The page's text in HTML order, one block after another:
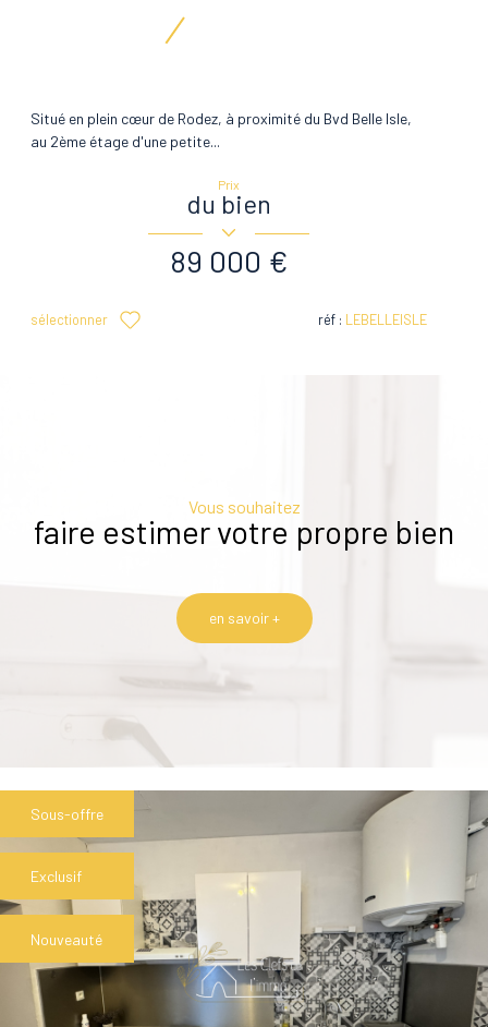
Situé en plein cœur de Rodez, à proximité du Bvd Belle Isle,
au 2ème étage d'une petite...
Prix
du bien
89 000 €
sélectionner réf : LEBELLEISLE
Vous souhaitez
faire estimer votre propre bien
en savoir +
Sous-offre
Exclusif
Nouveauté